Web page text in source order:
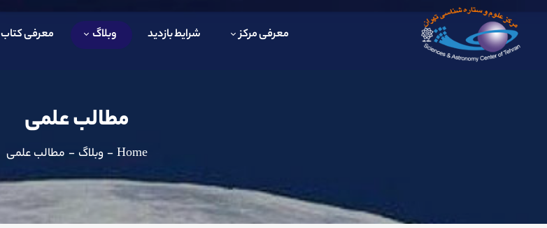
معرفی مرکز شرایط بازدید وبلاگ معرفی کتاب
مطالب علمی
Home
- وبلاگ - مطالب علمی